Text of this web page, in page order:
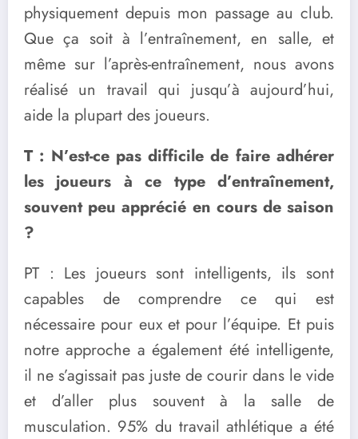
physiquement depuis mon passage au club.
Que ça soit à l’entraînement, en salle, et
même sur l’après-entraînement, nous avons
réalisé un travail qui jusqu’à aujourd’hui,
aide la plupart des joueurs.
T : N’est-ce pas difficile de faire adhérer
les joueurs à ce type d’entraînement,
souvent peu apprécié en cours de saison
?
PT : Les joueurs sont intelligents, ils sont
capables de comprendre ce qui est
nécessaire pour eux et pour l’équipe. Et puis
notre approche a également été intelligente,
il ne s’agissait pas juste de courir dans le vide
et d’aller plus souvent à la salle de
musculation. 95% du travail athlétique a été